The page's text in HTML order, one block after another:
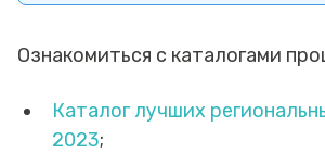
Ознакомиться с каталогами
Каталог лучших
2023;